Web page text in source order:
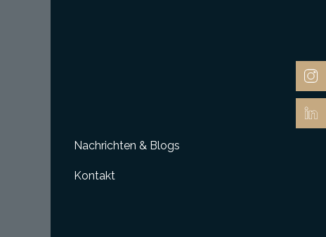
Nachrichten & Blogs
Kontakt